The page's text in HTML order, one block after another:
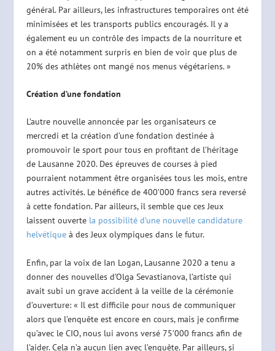
général. Par ailleurs, les infrastructures temporaires ont été
minimisées et les transports publics encouragés. Il y a
également eu un contrôle des impacts de la nourriture et
on a été notamment surpris en bien de voir que plus de
20% des athlètes ont mangé nos menus végétariens. »
Création d’une fondation
L’autre nouvelle annoncée par les organisateurs ce
mercredi et la création d’une fondation destinée à
promouvoir le sport pour tous en profitant de l’héritage
de Lausanne 2020. Des épreuves de courses à pied
pourraient notamment être organisées tous les mois, entre
autres activités. Le bénéfice de 400’000 francs sera reversé
à cette fondation. Par ailleurs, il semble que ces Jeux
laissent ouverte la possibilité d’une nouvelle candidature
helvétiqueà des Jeux olympiques dans le futur.
Enfin, par la voix de Ian Logan, Lausanne 2020 a tenu a
donner des nouvelles d’Olga Sevastianova, l’artiste qui
avait subi un grave accident à la veille de la cérémonie
d’ouverture: « Il est difficile pour nous de communiquer
alors que l’enquête est encore en cours, mais je confirme
qu’avec le CIO, nous lui avons versé 75’000 francs afin de
l’aider. Cela n’a aucun lien avec l’enquête. Par ailleurs, si